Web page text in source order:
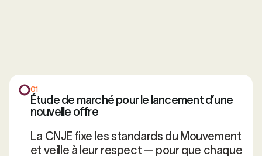
01
Étude de marché pour le lancement d’une
nouvelle offre
La CNJE fixe les standards du Mouvement
et veille à leur respect — pour que chaque